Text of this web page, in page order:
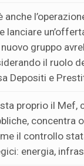
lanciare
gruppo
il ruolo
Depositi e
proprio il Mef,
concentra
il controllo
energia,